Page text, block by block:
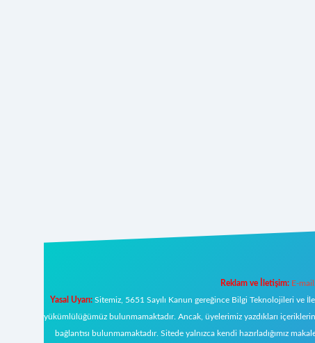
Reklam ve İletişim: E-
Yasal Uyarı:Sitemiz, 5651 Sayılı Kanun gereğince Bilgi Teknolojileri ve
yükümlülüğümüz bulunmamaktadır. Ancak, üyelerimiz yazdıkları
bağlantısı bulunmamaktadır. Sitede yalnızca kendi hazırladığımız